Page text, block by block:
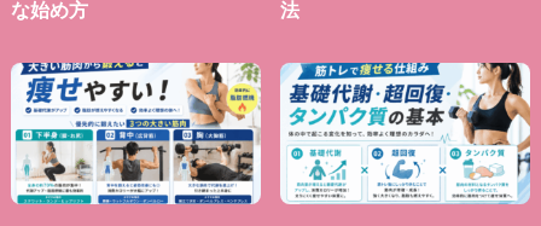
な始め方
法